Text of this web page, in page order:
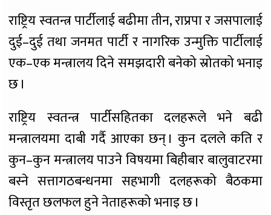
राष्ट्रिय स्वतन्त्र पार्टीलाई बढीमा तीन, राप्रपा र जसपालाई
दुई–दुई तथा जनमत पार्टी र नागरिक उन्मुक्ति पार्टीलाई
एक–एक मन्त्रालय दिने समझदारी बनेको स्रोतको भनाइ
छ ।
राष्ट्रिय स्वतन्त्र पार्टीसहितका दलहरूले भने बढी
मन्त्रालयमा दाबी गर्दै आएका छन् । कुन दलले कति र
कुन–कुन मन्त्रालय पाउने विषयमा बिहीबार बालुवाटरमा
बस्ने सत्तागठबन्धनमा सहभागी दलहरूको बैठकमा
विस्तृत छलफल हुने नेताहरूको भनाइ छ ।